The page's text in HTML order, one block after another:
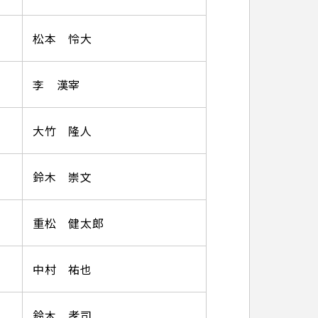
松本 怜大
李 漢宰
大竹 隆人
鈴木 崇文
重松 健太郎
中村 祐也